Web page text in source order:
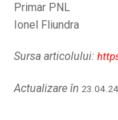
Primar PNL
Ionel Fliundra
Sursa articolului:
Actualizare în